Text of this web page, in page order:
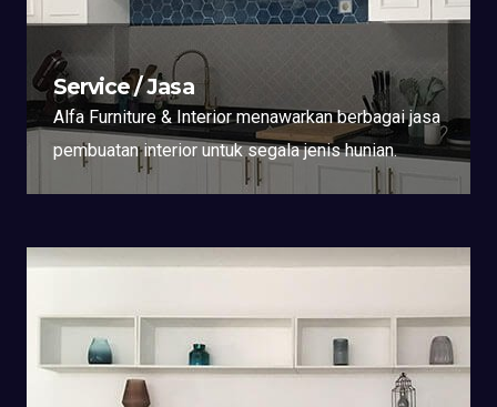
Service / Jasa
Alfa Furniture & Interior menawarkan berbagai jasa
pembuatan interior untuk segala jenis hunian.